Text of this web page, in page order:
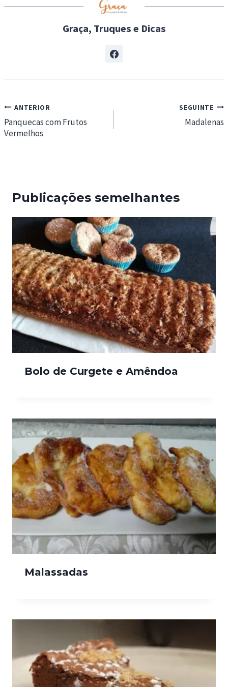
g
Graça, Truques e Dicas
Navegação
de
artigos
ANTERIOR
Panquecas com Frutos
Vermelhos
SEGUINTE
Madalenas
Publicações semelhantes
Bolo de Curgete e Amêndoa
Malassadas